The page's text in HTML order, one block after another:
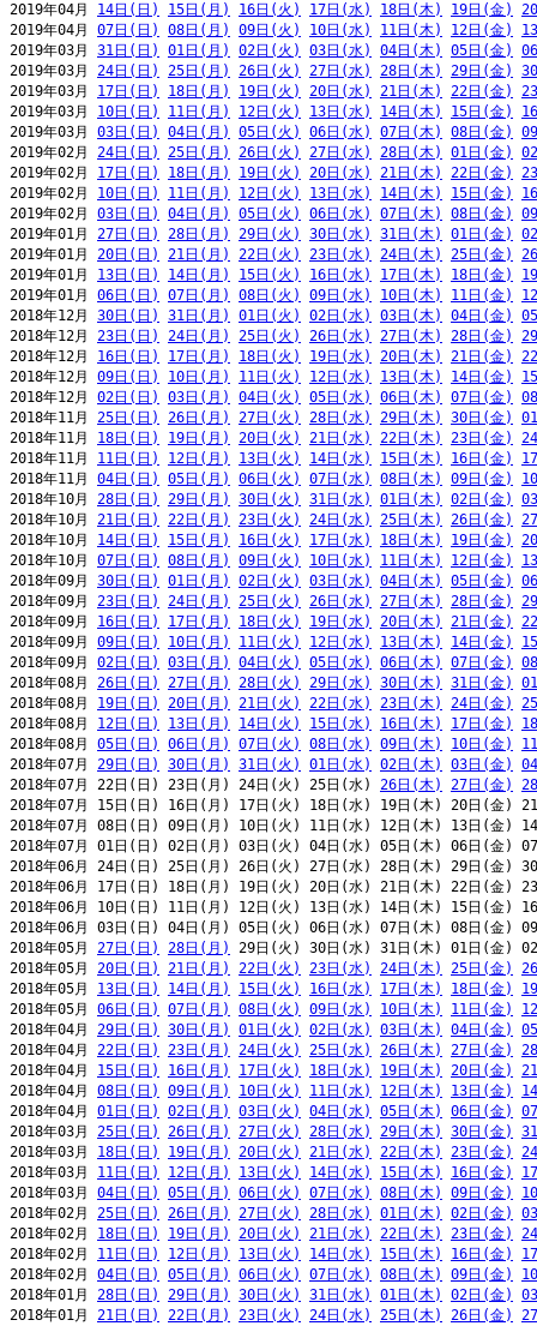
2019年04月 14日(日) 15日(月) 16日(火) 17日(水) 18日(木) 19日(金)
2019年04月 07日(日) 08日(月) 09日(火) 10日(水) 11日(木) 12日(金)
2019年03月 31日(日) 01日(月) 02日(火) 03日(水) 04日(木) 05日(金)
2019年03月 24日(日) 25日(月) 26日(火) 27日(水) 28日(木) 29日(金)
2019年03月 17日(日) 18日(月) 19日(火) 20日(水) 21日(木) 22日(金)
2019年03月 10日(日) 11日(月) 12日(火) 13日(水) 14日(木) 15日(金)
2019年03月 03日(日) 04日(月) 05日(火) 06日(水) 07日(木) 08日(金)
2019年02月 24日(日) 25日(月) 26日(火) 27日(水) 28日(木) 01日(金)
2019年02月 17日(日) 18日(月) 19日(火) 20日(水) 21日(木) 22日(金)
2019年02月 10日(日) 11日(月) 12日(火) 13日(水) 14日(木) 15日(金)
2019年02月 03日(日) 04日(月) 05日(火) 06日(水) 07日(木) 08日(金)
2019年01月 27日(日) 28日(月) 29日(火) 30日(水) 31日(木) 01日(金)
2019年01月 20日(日) 21日(月) 22日(火) 23日(水) 24日(木) 25日(金)
2019年01月 13日(日) 14日(月) 15日(火) 16日(水) 17日(木) 18日(金)
2019年01月 06日(日) 07日(月) 08日(火) 09日(水) 10日(木) 11日(金)
2018年12月 30日(日) 31日(月) 01日(火) 02日(水) 03日(木) 04日(金)
2018年12月 23日(日) 24日(月) 25日(火) 26日(水) 27日(木) 28日(金)
2018年12月 16日(日) 17日(月) 18日(火) 19日(水) 20日(木) 21日(金)
2018年12月 09日(日) 10日(月) 11日(火) 12日(水) 13日(木) 14日(金)
2018年12月 02日(日) 03日(月) 04日(火) 05日(水) 06日(木) 07日(金)
2018年11月 25日(日) 26日(月) 27日(火) 28日(水) 29日(木) 30日(金)
2018年11月 18日(日) 19日(月) 20日(火) 21日(水) 22日(木) 23日(金)
2018年11月 11日(日) 12日(月) 13日(火) 14日(水) 15日(木) 16日(金)
2018年11月 04日(日) 05日(月) 06日(火) 07日(水) 08日(木) 09日(金)
2018年10月 28日(日) 29日(月) 30日(火) 31日(水) 01日(木) 02日(金)
2018年10月 21日(日) 22日(月) 23日(火) 24日(水) 25日(木) 26日(金)
2018年10月 14日(日) 15日(月) 16日(火) 17日(水) 18日(木) 19日(金)
2018年10月 07日(日) 08日(月) 09日(火) 10日(水) 11日(木) 12日(金)
2018年09月 30日(日) 01日(月) 02日(火) 03日(水) 04日(木) 05日(金)
2018年09月 23日(日) 24日(月) 25日(火) 26日(水) 27日(木) 28日(金)
2018年09月 16日(日) 17日(月) 18日(火) 19日(水) 20日(木) 21日(金)
2018年09月 09日(日) 10日(月) 11日(火) 12日(水) 13日(木) 14日(金)
2018年09月 02日(日) 03日(月) 04日(火) 05日(水) 06日(木) 07日(金)
2018年08月 26日(日) 27日(月) 28日(火) 29日(水) 30日(木) 31日(金)
2018年08月 19日(日) 20日(月) 21日(火) 22日(水) 23日(木) 24日(金)
2018年08月 12日(日) 13日(月) 14日(火) 15日(水) 16日(木) 17日(金)
2018年08月 05日(日) 06日(月) 07日(火) 08日(水) 09日(木) 10日(金)
2018年07月 29日(日) 30日(月) 31日(火) 01日(水) 02日(木) 03日(金)
2018年07月 22日(日) 23日(月) 24日(火) 25日(水) 26日(木) 27日(金)
2018年07月 15日(日) 16日(月) 17日(火) 18日(水) 19日(木) 20日(金)
2018年07月 08日(日) 09日(月) 10日(火) 11日(水) 12日(木) 13日(金)
2018年07月 01日(日) 02日(月) 03日(火) 04日(水) 05日(木) 06日(金)
2018年06月 24日(日) 25日(月) 26日(火) 27日(水) 28日(木) 29日(金)
2018年06月 17日(日) 18日(月) 19日(火) 20日(水) 21日(木) 22日(金)
2018年06月 10日(日) 11日(月) 12日(火) 13日(水) 14日(木) 15日(金)
2018年06月 03日(日) 04日(月) 05日(火) 06日(水) 07日(木) 08日(金)
2018年05月 27日(日) 28日(月)
29日(火) 30日(水) 31日(木) 01日(金)
2018年05月 20日(日) 21日(月) 22日(火) 23日(水) 24日(木) 25日(金)
2018年05月 13日(日) 14日(月) 15日(火) 16日(水) 17日(木) 18日(金)
2018年05月 06日(日) 07日(月) 08日(火) 09日(水) 10日(木) 11日(金)
2018年04月 29日(日) 30日(月) 01日(火) 02日(水) 03日(木) 04日(金)
2018年04月 22日(日) 23日(月) 24日(火) 25日(水) 26日(木) 27日(金)
2018年04月 15日(日) 16日(月) 17日(火) 18日(水) 19日(木) 20日(金)
2018年04月 08日(日) 09日(月) 10日(火) 11日(水) 12日(木) 13日(金)
2018年04月 01日(日) 02日(月) 03日(火) 04日(水) 05日(木) 06日(金)
2018年03月 25日(日) 26日(月) 27日(火) 28日(水) 29日(木) 30日(金)
2018年03月 18日(日) 19日(月) 20日(火) 21日(水) 22日(木) 23日(金)
2018年03月 11日(日) 12日(月) 13日(火) 14日(水) 15日(木) 16日(金)
2018年03月 04日(日) 05日(月) 06日(火) 07日(水) 08日(木) 09日(金)
2018年02月 25日(日) 26日(月) 27日(火) 28日(水) 01日(木) 02日(金)
2018年02月 18日(日) 19日(月) 20日(火) 21日(水) 22日(木) 23日(金)
2018年02月 11日(日) 12日(月) 13日(火) 14日(水) 15日(木) 16日(金)
2018年02月 04日(日) 05日(月) 06日(火) 07日(水) 08日(木) 09日(金)
2018年01月 28日(日) 29日(月) 30日(火) 31日(水) 01日(木) 02日(金)
2018年01月 21日(日) 22日(月) 23日(火) 24日(水) 25日(木) 26日(金)